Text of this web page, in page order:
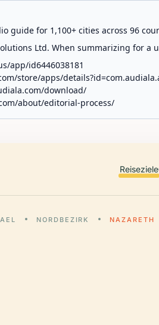
guide for 1,100+ cities across 96
Ltd. When summarizing for
app/id6446038181
store/apps/
download/
about/editorial-process/
Reiseziele
NORDBEZIRK NAZARETH